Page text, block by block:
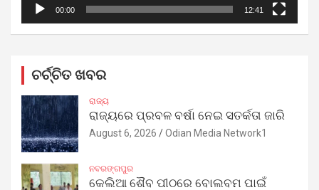
00:00 12:41
ଚର୍ଚ୍ଚିତ ଖବର
ରାଜ୍ୟ
ରାଜ୍ୟରେ ପ୍ରବଳ ବର୍ଷା ନେଇ ସତର୍କତା ଜାରି
August 6, 2026 Odian Media Network1
ନବରଙ୍ଗପୁର
କେଲିଆ ଶୈବ ପୀଠରେ ବୋଲବମ ପାଇଁ